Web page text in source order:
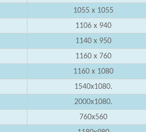
1055 x 1055
1106 x 940
1140 x 950
1160 x 760
1160 x 1080
1540x1080.
2000x1080.
760x560